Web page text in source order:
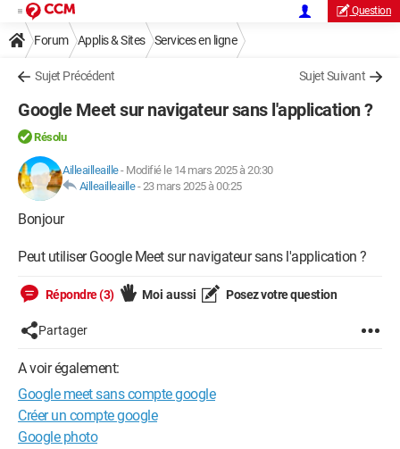
Question
Forum Applis & Sites Services en ligne
Sujet Précédent Sujet Suivant
Google Meet sur navigateur sans l'application ?
Résolu
Ailleailleaille- Modifié le 14 mars 2025 à 20:30
Ailleailleaille-23 mars 2025 à 00:25
Bonjour
Peut utiliser Google Meet sur navigateur sans l'application ?
Répondre (3) Moi aussi Posez votre question
Partager
A voir également:
Google meet sans compte google
Créer un compte google
Google photo